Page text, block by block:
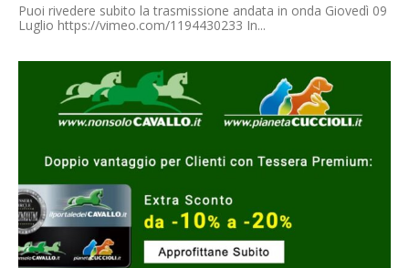
Puoi rivedere subito la trasmissione andata in onda Giovedì 09
Luglio https://vimeo.com/1194430233 In...